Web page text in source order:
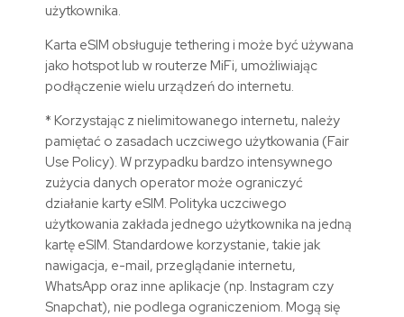
użytkownika.
Karta eSIM obsługuje tethering i może być używana
jako hotspot lub w routerze MiFi, umożliwiając
podłączenie wielu urządzeń do internetu.
* Korzystając z nielimitowanego internetu, należy
pamiętać o zasadach uczciwego użytkowania (Fair
Use Policy). W przypadku bardzo intensywnego
zużycia danych operator może ograniczyć
działanie karty eSIM. Polityka uczciwego
użytkowania zakłada jednego użytkownika na jedną
kartę eSIM. Standardowe korzystanie, takie jak
nawigacja, e-mail, przeglądanie internetu,
WhatsApp oraz inne aplikacje (np. Instagram czy
Snapchat), nie podlega ograniczeniom. Mogą się